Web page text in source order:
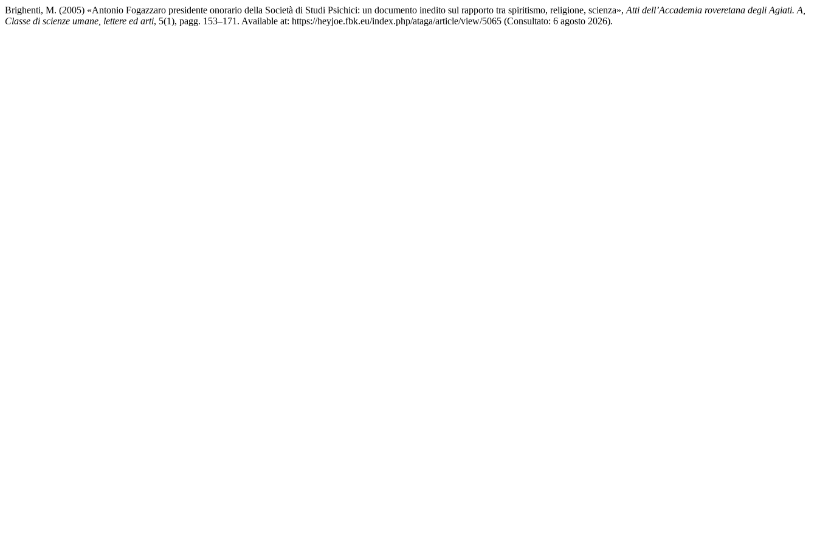
Brighenti, M. (2005) «Antonio Fogazzaro presidente onorario della Società di Studi Psichici: un documento inedito sul rapporto tra spiritismo, religione, scienza», Atti dell’Accademia roveretana degli Agiati. A,
Classe di scienze umane, lettere ed arti, 5(1), pagg. 153–171. Available at: https://heyjoe.fbk.eu/index.php/ataga/article/view/5065 (Consultato: 6 agosto 2026).